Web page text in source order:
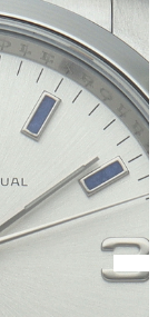
LIPS 通信